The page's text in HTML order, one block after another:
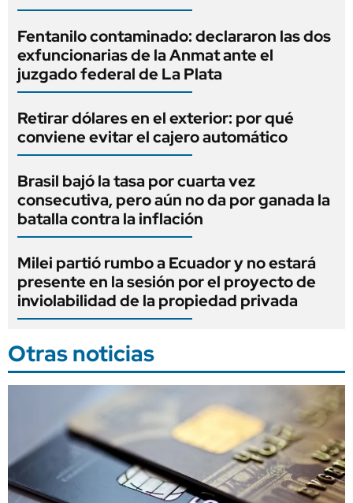
Fentanilo contaminado: declararon las dos
exfuncionarias de la Anmat ante el
juzgado federal de La Plata
Retirar dólares en el exterior: por qué
conviene evitar el cajero automático
Brasil bajó la tasa por cuarta vez
consecutiva, pero aún no da por ganada la
batalla contra la inflación
Milei partió rumbo a Ecuador y no estará
presente en la sesión por el proyecto de
inviolabilidad de la propiedad privada
Otras noticias